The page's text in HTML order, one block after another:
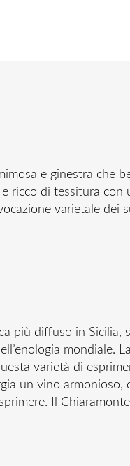
e ginestra che
ricco di tessitura
varietale dei
più diffuso in
mondiale.
varietà di
un vino
Il